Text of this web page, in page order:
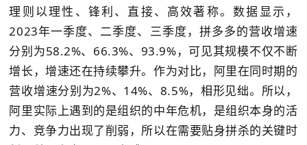
理则以理性、锋利、直接、高效著称。数据显示，
2023年一季度、二季度、三季度，拼多多的营收增速
分别为58.2%、66.3%、93.9%，可见其规模不仅不断
增长，增速还在持续攀升。作为对比，阿里在同时期的
营收增速分别为2%、14%、8.5%，相形见绌。所以，
阿里实际上遇到的是组织的中年危机，是组织本身的活
力、竞争力出现了削弱，所以在需要贴身拼杀的关键时